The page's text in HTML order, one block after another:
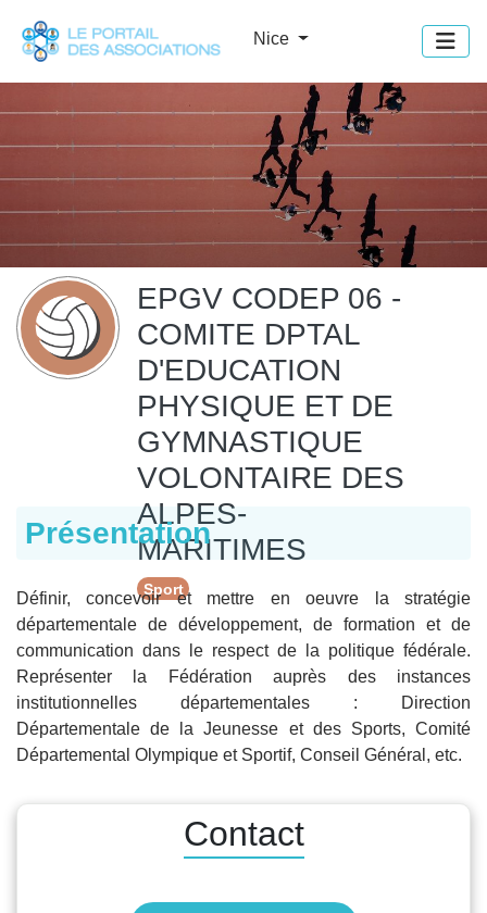
Nice
EPGV CODEP 06 -
COMITE DPTAL
D'EDUCATION
PHYSIQUE ET DE
GYMNASTIQUE
VOLONTAIRE DES
ALPES-
MARITIMES
Sport
Présentation
Définir, concevoir et mettre en oeuvre la stratégie
départementale de développement, de formation et de
communication dans le respect de la politique fédérale.
Représenter la Fédération auprès des instances
institutionnelles départementales : Direction
Départementale de la Jeunesse et des Sports, Comité
Départemental Olympique et Sportif, Conseil Général, etc.
Contact